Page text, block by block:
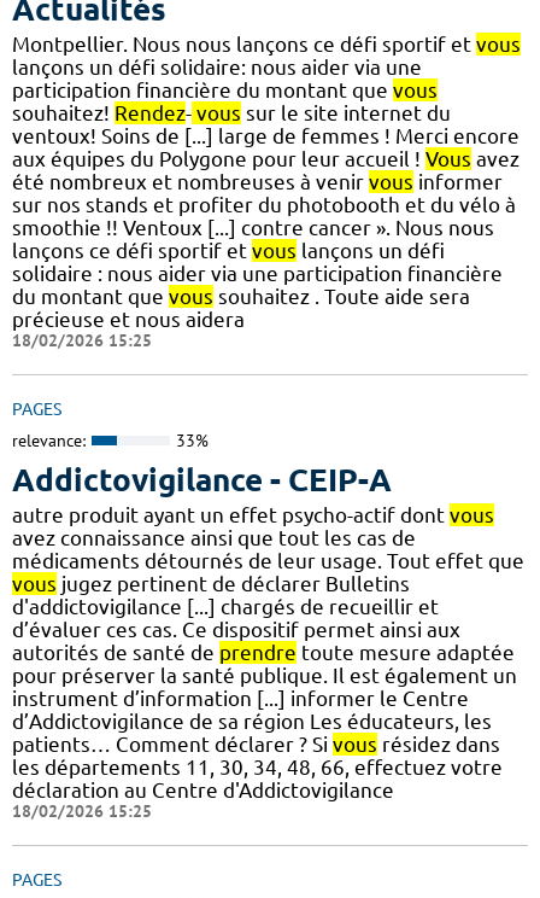
Actualités
Montpellier. Nous nous lançons ce défi sportif et vous
lançons un défi solidaire: nous aider via une
participation financière du montant que vous
souhaitez! Rendez- vous sur le site internet du
ventoux! Soins de [...] large de femmes ! Merci encore
aux équipes du Polygone pour leur accueil ! Vous avez
été nombreux et nombreuses à venir vous informer
sur nos stands et profiter du photobooth et du vélo à
smoothie !! Ventoux [...] contre cancer ». Nous nous
lançons ce défi sportif et vous lançons un défi
solidaire : nous aider via une participation financière
du montant que vous souhaitez . Toute aide sera
précieuse et nous aidera
18/02/2026 15:25
PAGES
relevance: 33%
Addictovigilance - CEIP-A
autre produit ayant un effet psycho-actif dont vous
avez connaissance ainsi que tout les cas de
médicaments détournés de leur usage. Tout effet que
vous jugez pertinent de déclarer Bulletins
d'addictovigilance [...] chargés de recueillir et
d’évaluer ces cas. Ce dispositif permet ainsi aux
autorités de santé de prendre toute mesure adaptée
pour préserver la santé publique. Il est également un
instrument d’information [...] informer le Centre
d’Addictovigilance de sa région Les éducateurs, les
patients… Comment déclarer ? Si vous résidez dans
les départements 11, 30, 34, 48, 66, effectuez votre
déclaration au Centre d'Addictovigilance
18/02/2026 15:25
PAGES